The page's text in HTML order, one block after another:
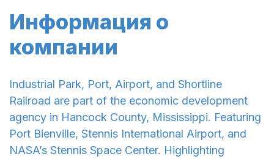
Информация о
компании
Industrial Park, Port, Airport, and Shortline
Railroad are part of the economic development
agency in Hancock County, Mississippi. Featuring
Port Bienville, Stennis International Airport, and
NASA’s Stennis Space Center. Highlighting